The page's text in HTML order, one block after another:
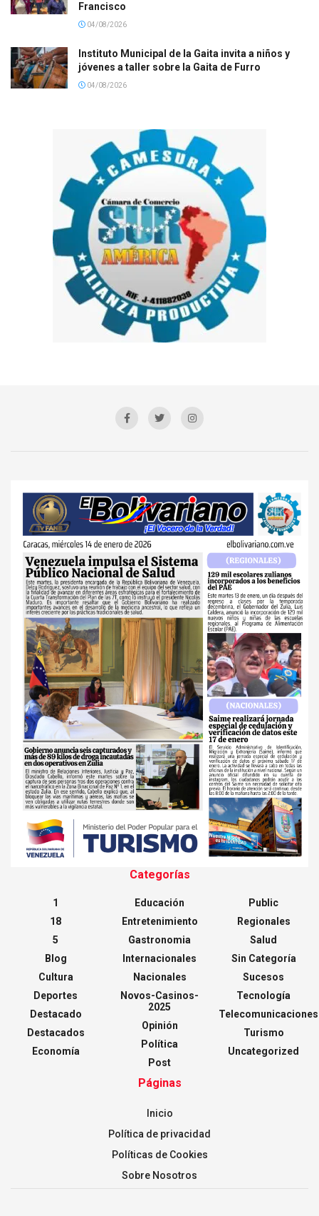
Francisco
04/08/2026
Instituto Municipal de la Gaita invita a niños y
jóvenes a taller sobre la Gaita de Furro
04/08/2026
Categorías
1
18
5
Blog
Cultura
Deportes
Destacado
Destacados
Economía
Educación
Entretenimiento
Gastronomia
Internacionales
Nacionales
Novos-Casinos-
2025
Opinión
Política
Post
Public
Regionales
Salud
Sin Categoría
Sucesos
Tecnología
Telecomunicaciones
Turismo
Uncategorized
Páginas
Inicio
Política de privacidad
Políticas de Cookies
Sobre Nosotros